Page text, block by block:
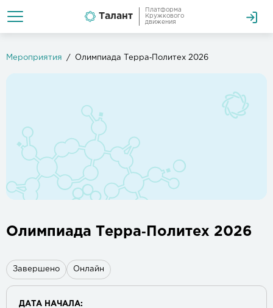
Талант
Платформа
Кружкового
движения
Мероприятия Олимпиада Терра‑Политех 2026
Олимпиада Терра‑Политех 2026
Завершено Онлайн
ДАТА НАЧАЛА: